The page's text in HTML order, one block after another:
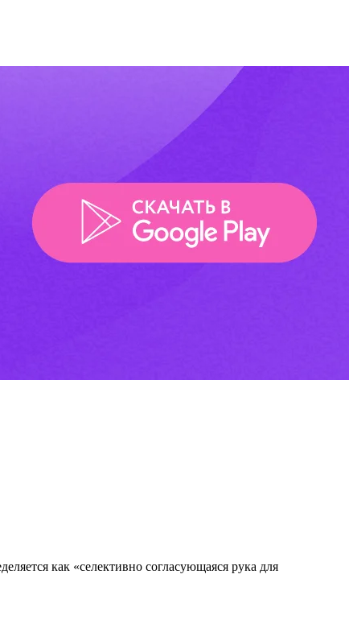
как «селективно согласующаяся рука для